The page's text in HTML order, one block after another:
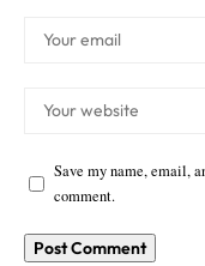
Save my name, email,
comment.